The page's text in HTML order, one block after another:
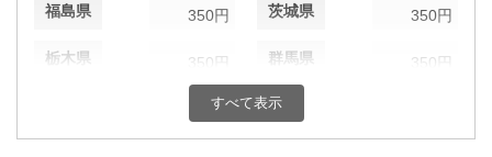
福島県 350円 茨城県 350円
栃木県 350円 群馬県 350円
350円 千葉県
すべて表示